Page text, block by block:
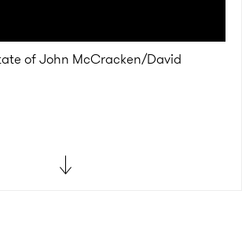
of John McCracken/David